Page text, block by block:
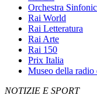
Orchestra
Rai World
Rai Letteratura
Rai Arte
Rai 150
Prix Italia
Museo della radio
NOTIZIE E SPORT